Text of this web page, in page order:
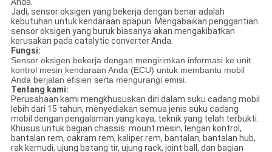
Anda.
Jadi, sensor oksigen yang bekerja dengan benar adalah
kebutuhan untuk kendaraan apapun. Mengabaikan penggantian
sensor oksigen yang buruk biasanya akan mengakibatkan
kerusakan pada catalytic converter Anda.
Fungsi:
Sensor oksigen bekerja dengan mengirimkan informasi ke unit
kontrol mesin kendaraan Anda (ECU) untuk membantu mobil
Anda berjalan efisien serta mengurangi emisi.
Tentang kami:
Perusahaan kami mengkhususkan diri dalam suku cadang mobil
lebih dari 15 tahun, menyediakan semua jenis suku cadang
mobil dengan pengalaman yang kaya, teknik yang telah terbukti.
Khusus untuk bagian chassis: mount mesin, lengan kontrol,
bantalan rem, cakram rem, kaliper rem, bantalan, bantalan hub,
rak kemudi, ujung batang tir, ujung rack, joint ball, dan bagian